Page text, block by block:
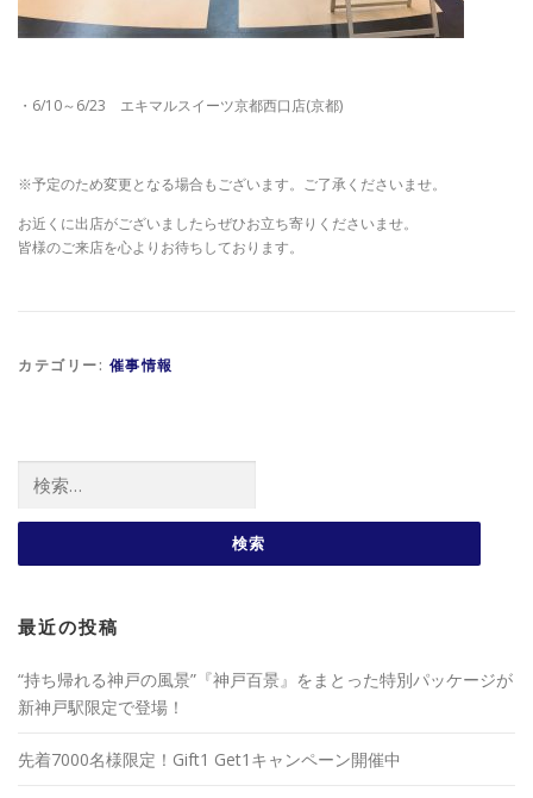
・6/10～6/23 エキマルスイーツ京都西口店(京都)
※予定のため変更となる場合もございます。ご了承くださいませ。
お近くに出店がございましたらぜひお立ち寄りくださいませ。
皆様のご来店を心よりお待ちしております。
カテゴリー: 催事情報
最近の投稿
“持ち帰れる神戸の風景”『神戸百景』をまとった特別パッケージが
新神戸駅限定で登場！
先着7000名様限定！Gift1 Get1キャンペーン開催中